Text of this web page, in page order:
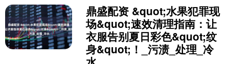
鼎盛配资 &quot;水果犯罪现
场&quot;速效清理指南：让
衣服告别夏日彩色&quot;纹
身&quot;！_污渍_处理_冷